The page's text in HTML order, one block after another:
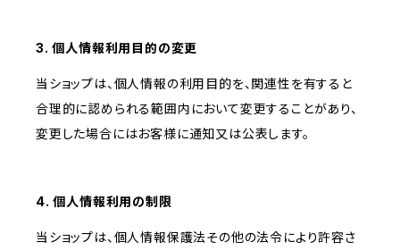
3. 個人情報利用目的の変更
当ショップは、個人情報の利用目的を、関連性を有すると
合理的に認められる範囲内において変更することがあり、
変更した場合にはお客様に通知又は公表します。
4. 個人情報利用の制限
当ショップは、個人情報保護法その他の法令により許容さ